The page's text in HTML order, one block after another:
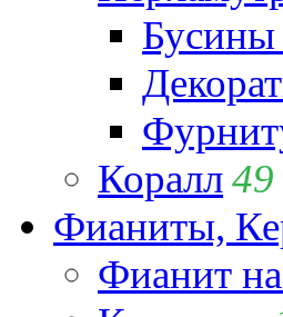
Бусины
Коралл49
Фианиты,
Фианит